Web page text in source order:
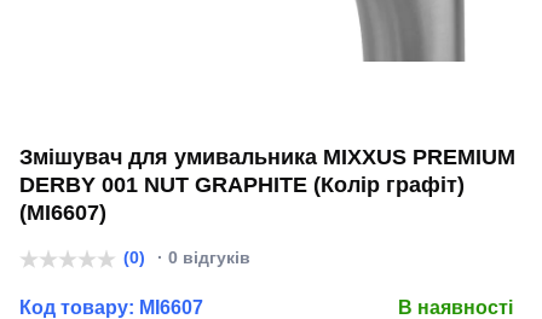
Змішувач для умивальника MIXXUS PREMIUM
DERBY 001 NUT GRAPHITE (Колір графіт)
(MI6607)
(0) · 0 відгуків
Код товару: MI6607 В наявності